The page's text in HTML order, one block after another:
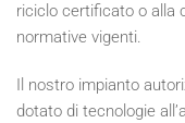
riciclo certificato o alla
normative vigenti.
Il nostro impianto
dotato di tecnologie